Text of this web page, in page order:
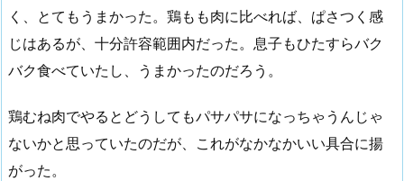
く、とてもうまかった。鶏もも肉に比べれば、ぱさつく感
じはあるが、十分許容範囲内だった。息子もひたすらバク
バク食べていたし、うまかったのだろう。
鶏むね肉でやるとどうしてもパサパサになっちゃうんじゃ
ないかと思っていたのだが、これがなかなかいい具合に揚
がった。